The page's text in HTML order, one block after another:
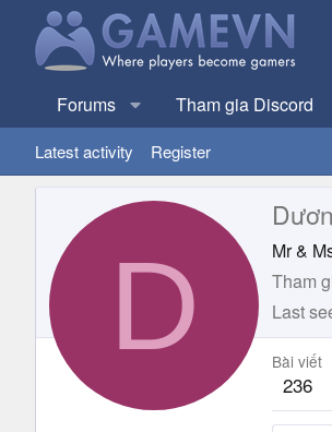
Forums Tham gia Discord
Latest activity Register
D Mr &
Tham
Last
Bài viết
236